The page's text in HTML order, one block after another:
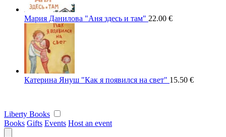
Мария Данилова "Аня здесь и там" 22.00 €
Катерина Януш "Как я появился на свет" 15.50 €
Liberty Books
Books Gifts Events Host an event